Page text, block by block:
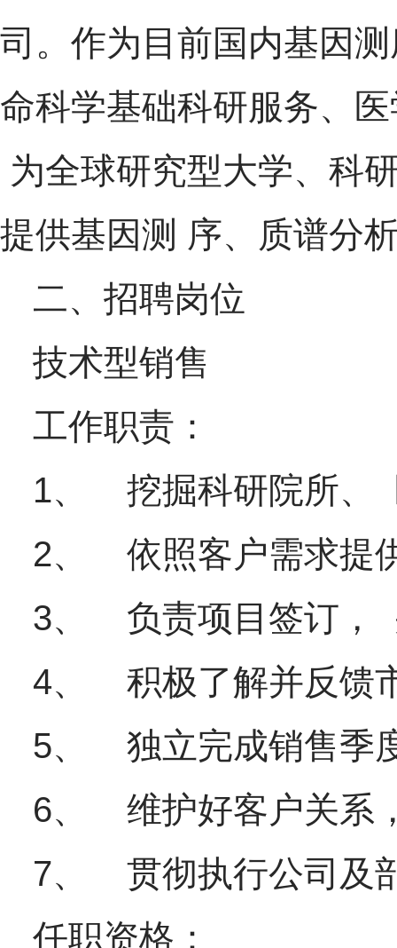
司。作为目前国内基因
命科学基础科研服务、
为全球研究型大学、科
提供基因测 序、质谱分
二、招聘岗位
技术型销售
工作职责：
1、 挖掘科研院所、
2、 依照客户需求提
3、 负责项目签订，
4、 积极了解并反馈
5、 独立完成销售季
6、 维护好客户关系
7、 贯彻执行公司及
任职资格：